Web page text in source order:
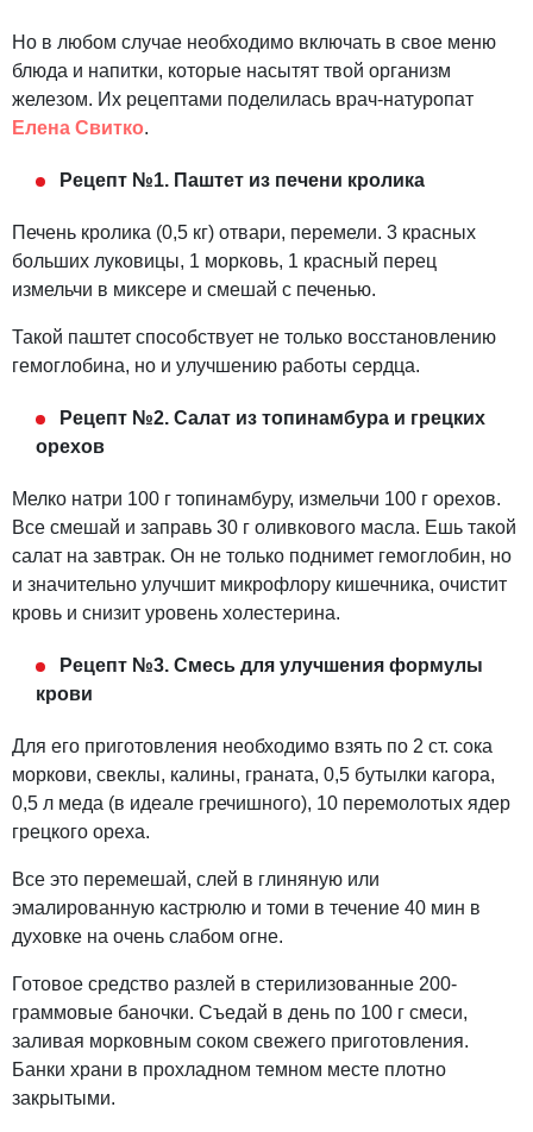
Но в любом случае необходимо включать в свое меню
блюда и напитки, которые насытят твой организм
железом. Их рецептами поделилась врач-натуропат
Елена Свитко.
Рецепт №1. Паштет из печени кролика
Печень кролика (0,5 кг) отвари, перемели. 3 красных
больших луковицы, 1 морковь, 1 красный перец
измельчи в миксере и смешай с печенью.
Такой паштет способствует не только восстановлению
гемоглобина, но и улучшению работы сердца.
Рецепт №2. Салат из топинамбура и грецких
орехов
Мелко натри 100 г топинамбуру, измельчи 100 г орехов.
Все смешай и заправь 30 г оливкового масла. Ешь такой
салат на завтрак. Он не только поднимет гемоглобин, но
и значительно улучшит микрофлору кишечника, очистит
кровь и снизит уровень холестерина.
Рецепт №3. Смесь для улучшения формулы
крови
Для его приготовления необходимо взять по 2 ст. сока
моркови, свеклы, калины, граната, 0,5 бутылки кагора,
0,5 л меда (в идеале гречишного), 10 перемолотых ядер
грецкого ореха.
Все это перемешай, слей в глиняную или
эмалированную кастрюлю и томи в течение 40 мин в
духовке на очень слабом огне.
Готовое средство разлей в стерилизованные 200-
граммовые баночки. Съедай в день по 100 г смеси,
заливая морковным соком свежего приготовления.
Банки храни в прохладном темном месте плотно
закрытыми.